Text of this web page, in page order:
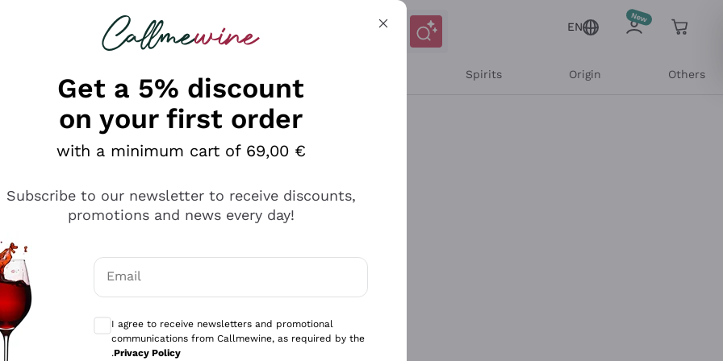
looking for
EN
Spirits Origin Others
Get a 5% discount
on your first order
with a minimum cart of 69,00 €
Subscribe to our newsletter to receive discounts,
promotions and news every day!
Email
I agree to receive newsletters and promotional
communications from Callmewine, as required by the
.Privacy Policy